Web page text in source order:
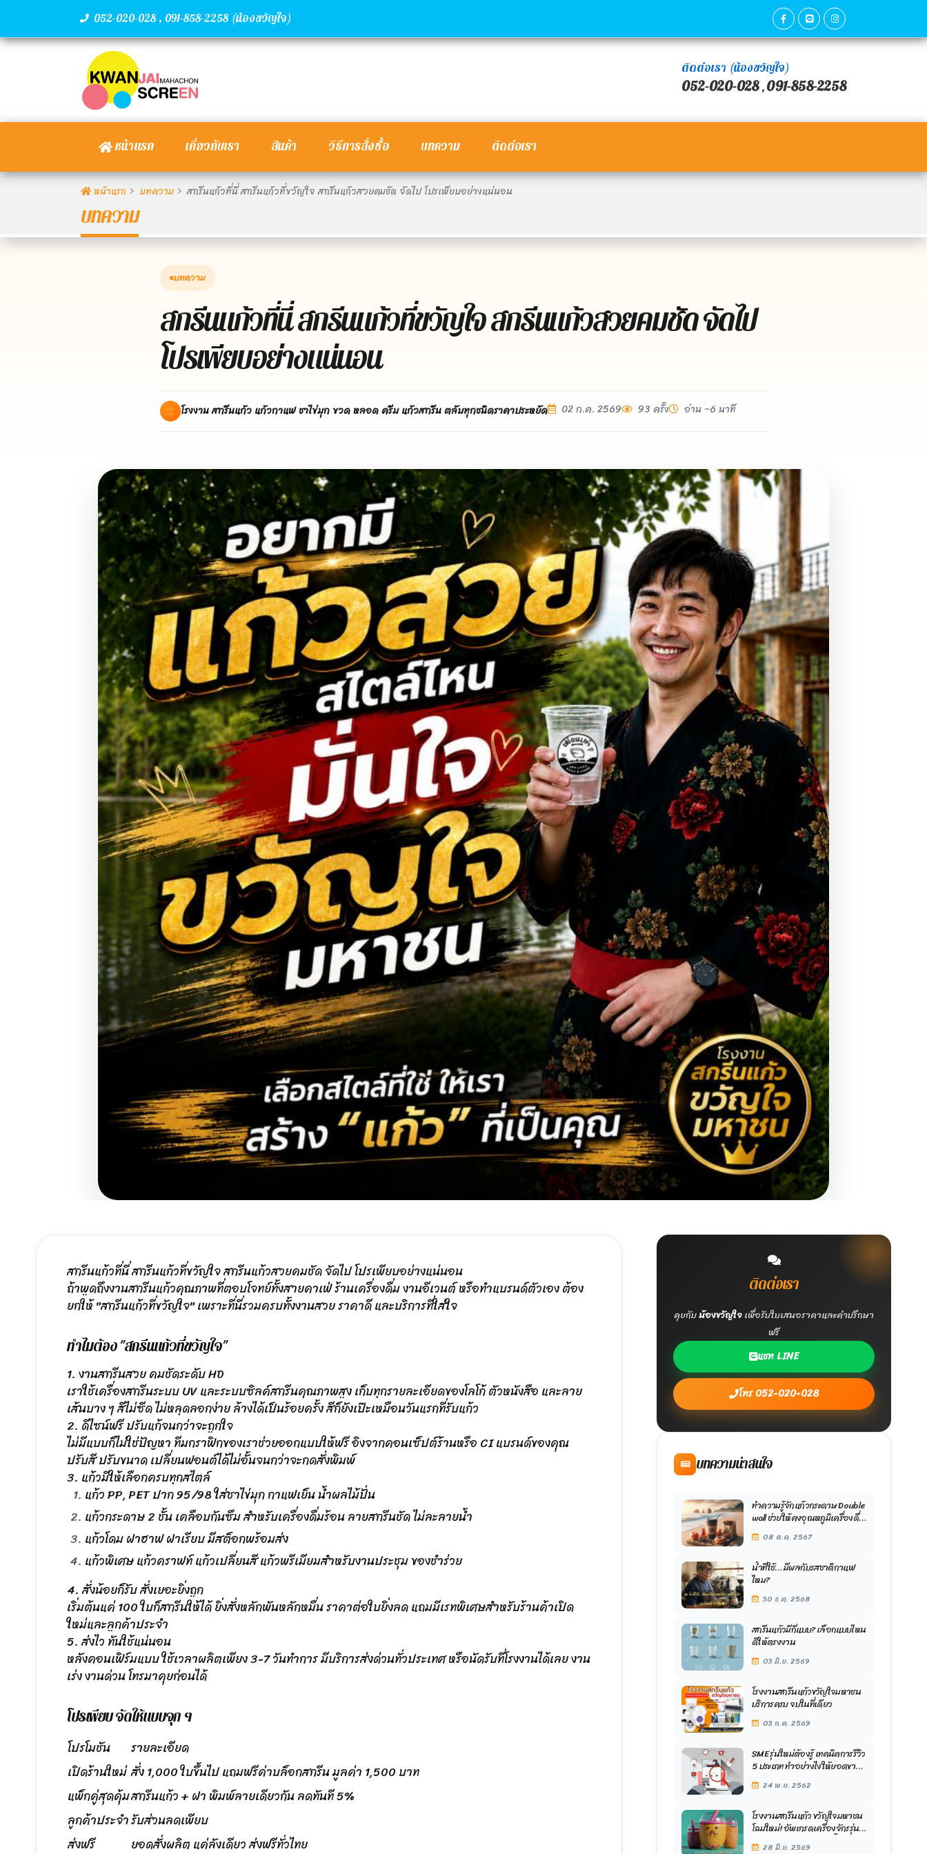
052-020-028 , 091-858-2258 (น้องขวัญใจ)
ติดต่อเรา (น้องขวัญใจ)
052-020-028,091-858-2258
หน้าแรก เกี่ยวกับเรา สินค้า วิธีการสั่งซื้อ บทความ ติดต่อเรา
หน้าแรก บทความ สกรีนแก้วที่นี่ สกรีนแก้วที่ขวัญใจ สกรีนแก้วสวยคมชัด จัดไป โปรเพียบอย่างแน่นอน
บทความ
บทความ
สกรีนแก้วที่นี่ สกรีนแก้วที่ขวัญใจ สกรีนแก้วสวยคมชัด จัดไป
โปรเพียบอย่างแน่นอน
โรงงาน สกรีนแก้ว แก้วกาแฟ ชาไข่มุก ขวด หลอด ครีม แก้วสกรีน ตลับทุกชนิดราคาประหยัด 02 ก.ค. 2569 93 ครั้ง อ่าน ~6 นาที
สกรีนแก้วที่นี่ สกรีนแก้วที่ขวัญใจ สกรีนแก้วสวยคมชัด จัดไป โปรเพียบอย่างแน่นอน
ถ้าพูดถึงงานสกรีนแก้วคุณภาพที่ตอบโจทย์ทั้งสายคาเฟ่ ร้านเครื่องดื่ม งานอีเวนต์ หรือทำแบรนด์ตัวเอง ต้อง
ยกให้ "สกรีนแก้วที่ขวัญใจ" เพราะที่นี่รวมครบทั้งงานสวย ราคาดี และบริการที่ใส่ใจ
ทำไมต้อง "สกรีนแก้วที่ขวัญใจ"
1. งานสกรีนสวย คมชัดระดับ HD
เราใช้เครื่องสกรีนระบบ UV และระบบซิลค์สกรีนคุณภาพสูง เก็บทุกรายละเอียดของโลโก้ ตัวหนังสือ และลาย
เส้นบาง ๆ สีไม่ซีด ไม่หลุดลอกง่าย ล้างได้เป็นร้อยครั้ง สีก็ยังเป๊ะเหมือนวันแรกที่รับแก้ว
2. ดีไซน์ฟรี ปรับแก้จนกว่าจะถูกใจ
ไม่มีแบบก็ไม่ใช่ปัญหา ทีมกราฟิกของเราช่วยออกแบบให้ฟรี อิงจากคอนเซ็ปต์ร้านหรือ CI แบรนด์ของคุณ
ปรับสี ปรับขนาด เปลี่ยนฟอนต์ได้ไม่อั้นจนกว่าจะกดสั่งพิมพ์
3. แก้วมีให้เลือกครบทุกสไตล์
แก้ว PP, PET ปาก 95/98 ใส่ชาไข่มุก กาแฟเย็น น้ำผลไม้ปั่น
แก้วกระดาษ 2 ชั้น เคลือบกันซึม สำหรับเครื่องดื่มร้อน ลายสกรีนชัด ไม่ละลายน้ำ
แก้วโดม ฝาฮาฟ ฝาเรียบ มีสต็อกพร้อมส่ง
แก้วพิเศษ แก้วคราฟท์ แก้วเปลี่ยนสี แก้วพรีเมียมสำหรับงานประชุม ของชำร่วย
4. สั่งน้อยก็รับ สั่งเยอะยิ่งถูก
เริ่มต้นแค่ 100 ใบก็สกรีนให้ได้ ยิ่งสั่งหลักพันหลักหมื่น ราคาต่อใบยิ่งลด แถมมีเรทพิเศษสำหรับร้านค้าเปิด
ใหม่และลูกค้าประจำ
5. ส่งไว ทันใช้แน่นอน
หลังคอนเฟิร์มแบบ ใช้เวลาผลิตเพียง 3-7 วันทำการ มีบริการส่งด่วนทั่วประเทศ หรือนัดรับที่โรงงานได้เลย งาน
เร่ง งานด่วน โทรมาคุยก่อนได้
โปรเพียบ จัดให้แบบจุก ๆ
โปรโมชัน
รายละเอียด
เปิดร้านใหม่ สั่ง 1,000 ใบขึ้นไป แถมฟรีค่าบล็อกสกรีน มูลค่า 1,500 บาท
แพ็กคู่สุดคุ้มสกรีนแก้ว + ฝา พิมพ์ลายเดียวกัน ลดทันที 5%
ลูกค้าประจำรับส่วนลดเพียบ
ส่งฟรี
ยอดสั่งผลิต แค่ลังเดียว ส่งฟรีทั่วไทย
ติดต่อเรา
คุยกับน้องขวัญใจเพื่อรับใบเสนอราคาและคำปรึกษา
ฟรี
แชท LINE
โทร 052-020-028
บทความน่าสนใจ
ทำความรู้จักแก้วกระดาษ Double
wall ช่วยให้คงอุณหภูมิเครื่องดื่ม
ได้ดี 08 ต.ค. 2567
น้ำที่ใช้… มีผลกับรสชาติกาแฟ
ไหม?
30 ธ.ค. 2568
สกรีนแก้วมีกี่แบบ? เลือกแบบไหน
ดีให้ตรงงาน
03 มิ.ย. 2569
โรงงานสกรีนแก้วขวัญใจมหาชน
บริการครบ จบในที่เดียว
03 ก.ค. 2569
SME รุ่นใหม่ต้องรู้ เทคนิคการรีวิว
5 ประเภท ทำอย่างไงให้ยอดขาย
เราพุ่งกระฉูดในยุคออนไลน์
ปัจจุบัน
24 พ.ย. 2562
โรงงานสกรีนแก้ว ขวัญใจมหาชน
โฉมใหม่! อัพเกรดเครื่องจักรรุ่น
ใหม่ สีสวยคมชัด งานไวขึ้น บริการ
28 มิ.ย. 2569